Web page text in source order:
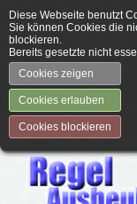
Diese Webseite benutzt
Sie können Cookies die
blockieren.
Bereits gesetzte nicht
Cookies zeigen
Cookies erlauben
Cookies blockieren